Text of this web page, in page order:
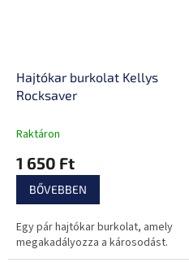
Hajtókar burkolat Kellys
Rocksaver
Raktáron
1 650 Ft
BŐVEBBEN
Egy pár hajtókar burkolat, amely
megakadályozza a károsodást.